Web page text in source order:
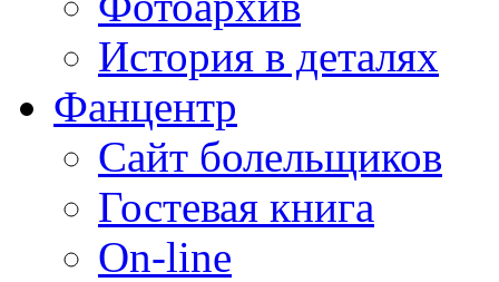
История в деталях
Фанцентр
Сайт болельщиков
Гостевая книга
On-line